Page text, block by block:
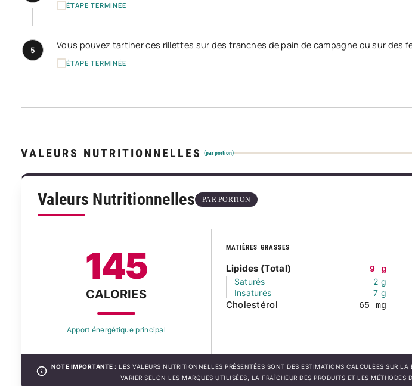
ÉTAPE TERMINÉE
5 Vous pouvez tartiner ces rillettes sur des tranches de pain de campagne ou sur des
ÉTAPE TERMINÉE
VALEURS NUTRITIONNELLES (par portion)
Valeurs Nutritionnelles PAR PORTION
145
CALORIES
Apport énergétique principal
MATIÈRES GRASSES
Lipides (Total)
9 g
Saturés
2 g
Insaturés
7 g
Cholestérol 65 mg
NOTE IMPORTANTE : LES VALEURS NUTRITIONNELLES PRÉSENTÉES SONT DES ESTIMATIONS CALCULÉES SUR
VARIER SELON LES MARQUES UTILISÉES, LA FRAÎCHEUR DES PRODUITS ET LES MÉTHODES